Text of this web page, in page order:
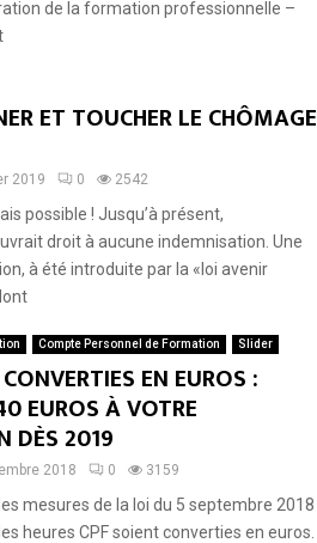
de la formation professionnelle –
ET TOUCHER LE CHÔMAGE
2019 0 2542
possible ! Jusqu’à présent,
droit à aucune indemnisation. Une
à été introduite par la «loi avenir
Compte Personnel de Formation Slider
EN EUROS :
EUROS À VOTRE
DÈS 2019
2018 0 3159
mesures de la loi du 5 septembre 2018
heures CPF soient converties en euros.